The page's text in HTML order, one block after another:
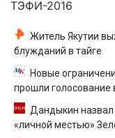
ТЭФИ-2016
Житель Якутии
блужданий в тайге
Новые
прошли
Дандыкин назвал
«личной местью»